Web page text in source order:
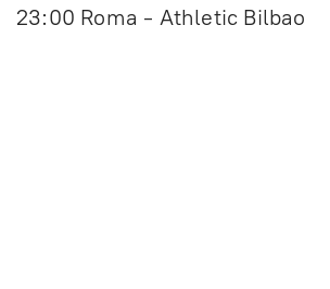
23:00 Roma - Athletic Bilbao